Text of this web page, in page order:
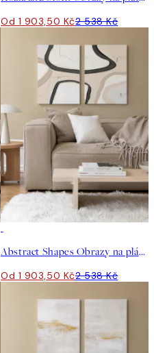
Od 1 903,50 Kč2 538 Kč
Abstract Shapes Obrazy na plátně Duo
Od 1 903,50 Kč2 538 Kč